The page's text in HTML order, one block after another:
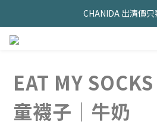
久坐神器>>坐&靠墊組
CHANIDA 出清價
EAT MY
童襪子｜牛奶